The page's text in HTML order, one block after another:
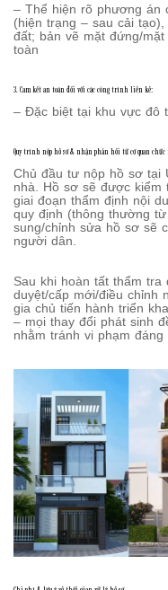
– Thể hiện rõ phương án
(hiện trạng – sau cải
đất; bản vẽ mặt đứng/
toàn
3. Cam kết an toàn đối với các công trình liền kề:
– Đặc biệt tại khu vực đô
Quy trình nộp hồ sơ & nhận phản hồi từ cơ quan chức
Chủ đầu tư nộp hồ sơ tại
nhà. Hồ sơ sẽ được kiểm
giai đoạn thẩm định nội
quy định (thông thường
sung/chỉnh sửa hồ sơ sẽ
người dân.
Sau khi hoàn tất thẩm tra
duyệt/cấp mới/điều chỉnh
gia chủ tiến hành triển
– mọi thay đổi phát sinh
nhằm tránh vi phạm đáng